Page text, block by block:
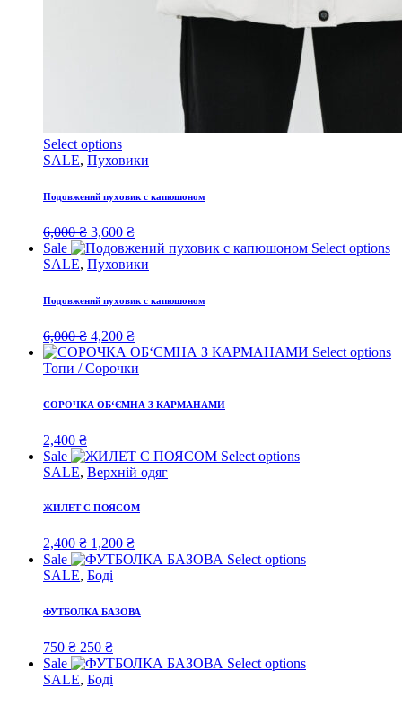
Select options
SALE, Пуховики
Подовжений пуховик с капюшоном
6,000₴ Original
price
was:
3,600 ₴Current
price
is:
Sale
Select options
SALE, Пуховики
Подовжений пуховик с капюшоном
6,000₴ Original
price
was:
4,200 ₴Current
price
is:
Select options
Топи / Сорочки
СОРОЧКА ОБ‘ЄМНА З КАРМАНАМИ
2,400 ₴
Sale
Select options
SALE, Верхній одяг
ЖИЛЕТ С ПОЯСОМ
2,400₴ Original
price
was:
1,200 ₴Current
price
Sale
Select options
SALE, Боді
ФУТБОЛКА БАЗОВА
750₴ Original
price
was:
250 ₴Current
price
Sale
Select options
SALE, Боді